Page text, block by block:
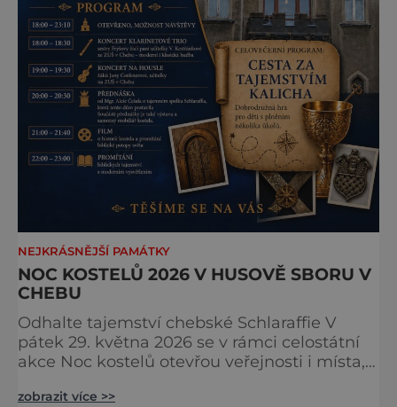
NEJKRÁSNĚJŠÍ PAMÁTKY
NOC KOSTELŮ 2026 V HUSOVĚ SBORU V
CHEBU
Odhalte tajemství chebské Schlaraffie V
pátek 29. května 2026 se v rámci celostátní
akce Noc kostelů otevřou veřejnosti i místa,
nejzajímavějších bude bezesporu Husův
zobrazit více >>